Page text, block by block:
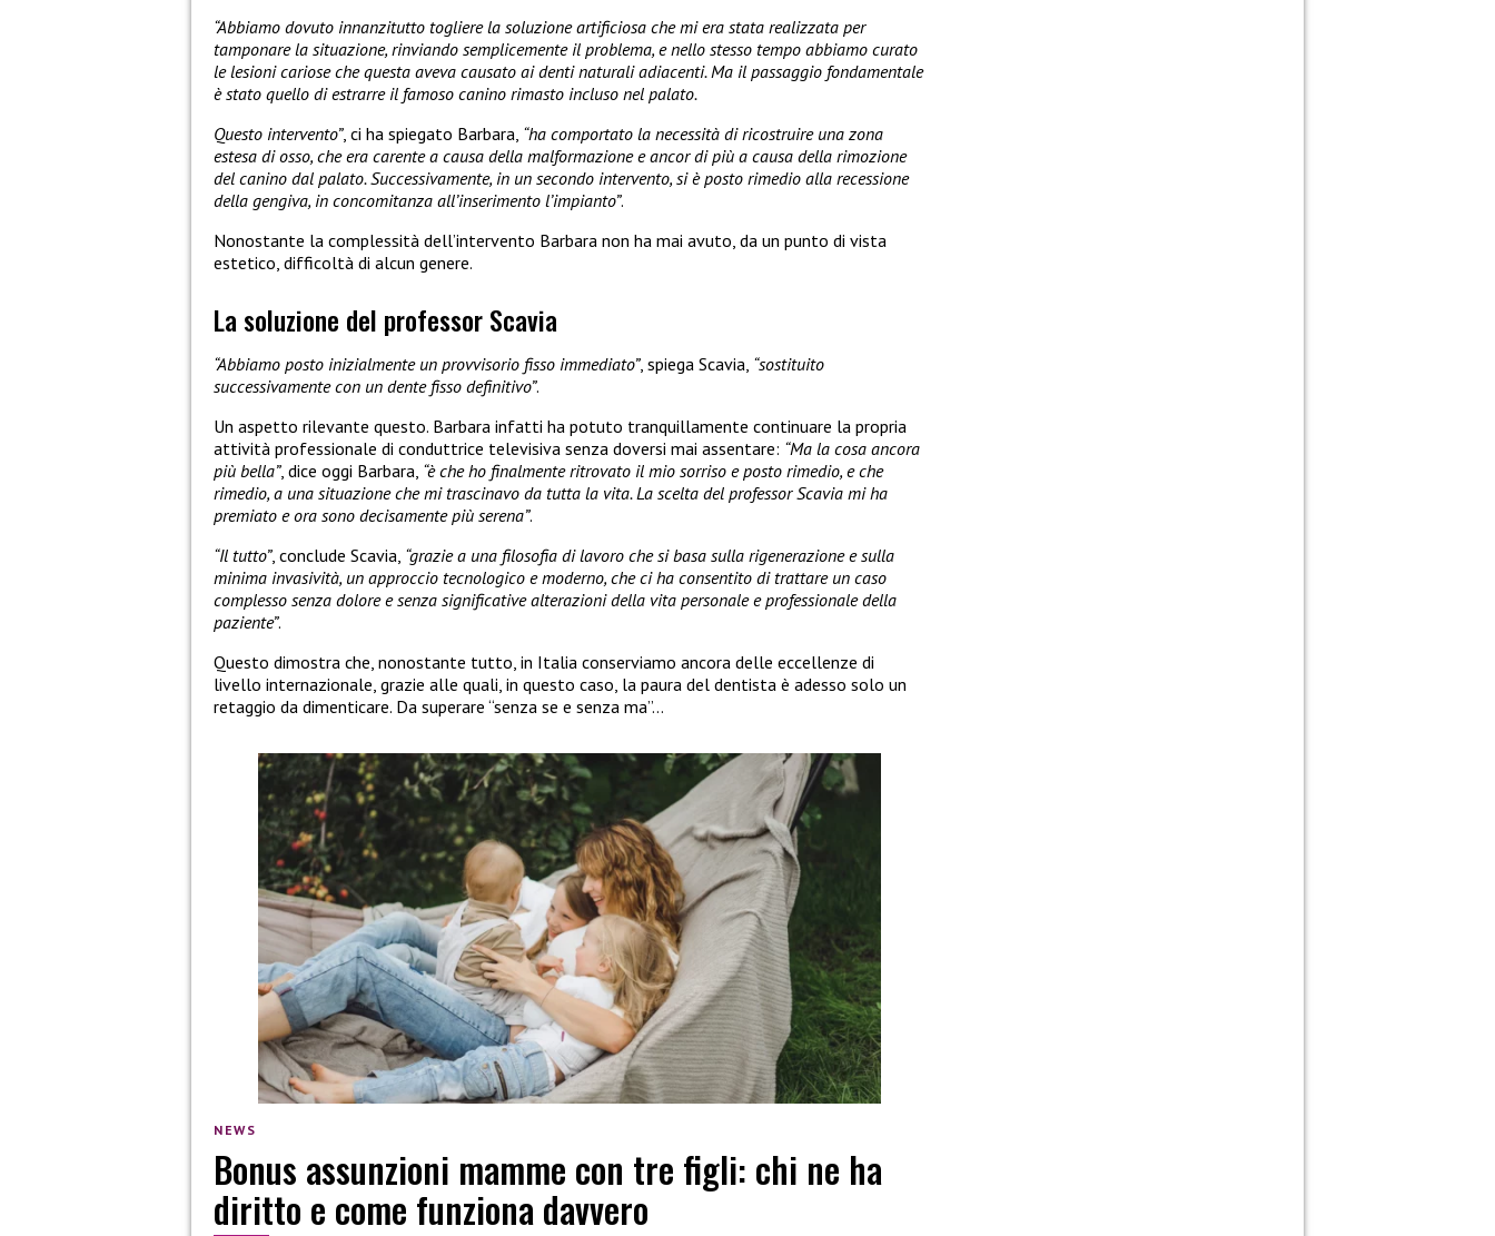
“Abbiamo dovuto innanzitutto togliere la soluzione artificiosa che mi era stata realizzata per
tamponare la situazione, rinviando semplicemente il problema, e nello stesso tempo abbiamo curato
le lesioni cariose che questa aveva causato ai denti naturali adiacenti. Ma il passaggio fondamentale
è stato quello di estrarre il famoso canino rimasto incluso nel palato.
Questo intervento”, ci ha spiegato Barbara, “ha comportato la necessità di ricostruire una zona
estesa di osso, che era carente a causa della malformazione e ancor di più a causa della rimozione
del canino dal palato. Successivamente, in un secondo intervento, si è posto rimedio alla recessione
della gengiva, in concomitanza all’inserimento l’impianto”.
Nonostante la complessità dell’intervento Barbara non ha mai avuto, da un punto di vista
estetico, difficoltà di alcun genere.
La soluzione del professor Scavia
“Abbiamo posto inizialmente un provvisorio fisso immediato”, spiega Scavia, “sostituito
successivamente con un dente fisso definitivo”.
Un aspetto rilevante questo. Barbara infatti ha potuto tranquillamente continuare la propria
attività professionale di conduttrice televisiva senza doversi mai assentare: “Ma la cosa ancora
più bella”, dice oggi Barbara, “è che ho finalmente ritrovato il mio sorriso e posto rimedio, e che
rimedio, a una situazione che mi trascinavo da tutta la vita. La scelta del professor Scavia mi ha
premiato e ora sono decisamente più serena”.
“Il tutto”, conclude Scavia, “grazie a una filosofia di lavoro che si basa sulla rigenerazione e sulla
minima invasività, un approccio tecnologico e moderno, che ci ha consentito di trattare un caso
complesso senza dolore e senza significative alterazioni della vita personale e professionale della
paziente”.
Questo dimostra che, nonostante tutto, in Italia conserviamo ancora delle eccellenze di
livello internazionale, grazie alle quali, in questo caso, la paura del dentista è adesso solo un
retaggio da dimenticare. Da superare “senza se e senza ma”…
NEWS
Bonus assunzioni mamme con tre figli: chi ne ha
diritto e come funziona davvero